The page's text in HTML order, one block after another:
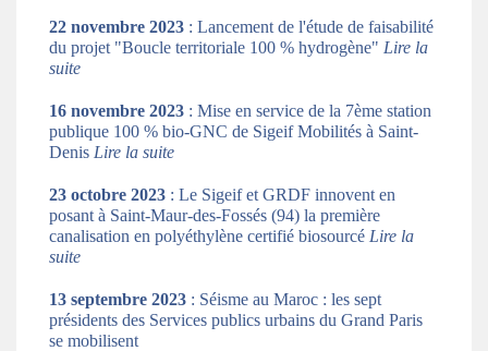
22 novembre 2023 : Lancement de l'étude de faisabilité
du projet "Boucle territoriale 100 % hydrogène" Lire la
suite
16 novembre 2023 : Mise en service de la 7ème station
publique 100 % bio-GNC de Sigeif Mobilités à Saint-
Denis Lire la suite
23 octobre 2023 : Le Sigeif et GRDF innovent en
posant à Saint-Maur-des-Fossés (94) la première
canalisation en polyéthylène certifié biosourcé Lire la
suite
13 septembre 2023 : Séisme au Maroc : les sept
présidents des Services publics urbains du Grand Paris
se mobilisent